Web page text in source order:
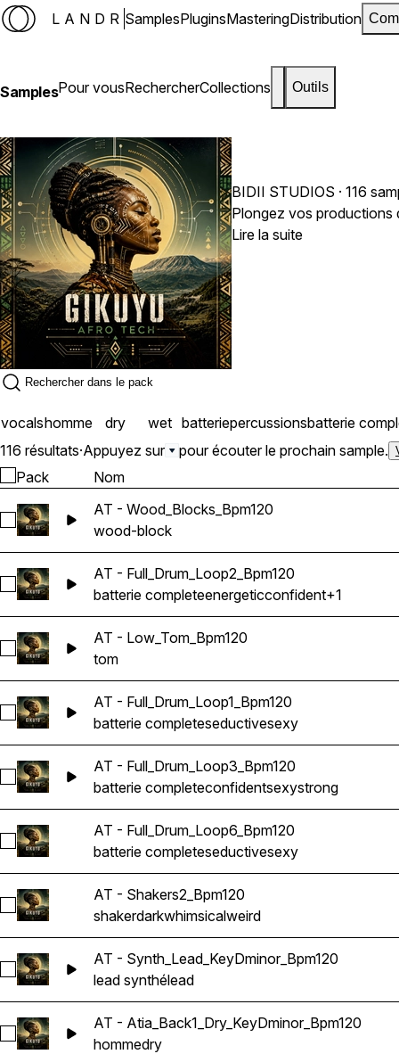
LANDR SamplesPluginsMasteringDistribution
SamplesPour vousRechercherCollections Outils
BIDII STUDIOS · 116
Plongez vos productions
Lire la suite
vocalshomme dry wet batteriepercussionsbatterie
116 résultats·Appuyez sur pour écouter le prochain sample.
Pack Nom
Sélectionnez AT - Wood_Blocks_Bpm120
AT - Wood_Blocks_Bpm120
wood-block
Sélectionnez AT - Full_Drum_Loop2_Bpm120
AT - Full_Drum_Loop2_Bpm120
batterie completeenergeticconfident+1
Sélectionnez AT - Low_Tom_Bpm120
AT - Low_Tom_Bpm120
tom
Sélectionnez AT - Full_Drum_Loop1_Bpm120
AT - Full_Drum_Loop1_Bpm120
batterie completeseductivesexy
Sélectionnez AT - Full_Drum_Loop3_Bpm120
AT - Full_Drum_Loop3_Bpm120
batterie completeconfidentsexystrong
Sélectionnez AT - Full_Drum_Loop6_Bpm120
AT - Full_Drum_Loop6_Bpm120
batterie completeseductivesexy
Sélectionnez AT - Shakers2_Bpm120
AT - Shakers2_Bpm120
shakerdarkwhimsicalweird
Sélectionnez AT - Synth_Lead_KeyDminor_Bpm120
AT - Synth_Lead_KeyDminor_Bpm120
lead synthélead
Sélectionnez AT - Atia_Back1_Dry_KeyDminor_Bpm120
AT - Atia_Back1_Dry_KeyDminor_Bpm120
hommedry